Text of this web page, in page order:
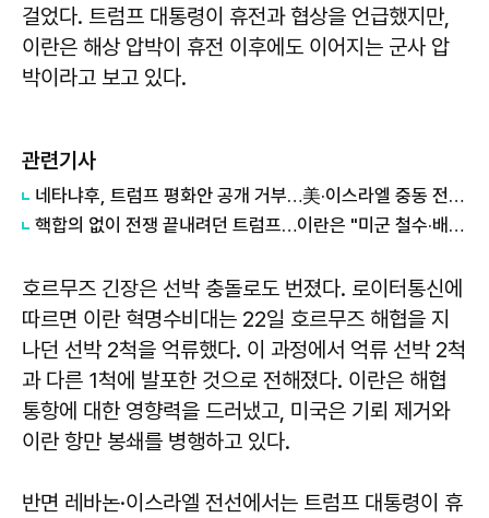
걸었다. 트럼프 대통령이 휴전과 협상을 언급했지만,
이란은 해상 압박이 휴전 이후에도 이어지는 군사 압
박이라고 보고 있다.
관련기사
네타냐후, 트럼프 평화안 공개 거부…美·이스라엘 중동 전략 '충돌'
핵합의 없이 전쟁 끝내려던 트럼프…이란은 "미군 철수·배상부터"
호르무즈 긴장은 선박 충돌로도 번졌다. 로이터통신에
따르면 이란 혁명수비대는 22일 호르무즈 해협을 지
나던 선박 2척을 억류했다. 이 과정에서 억류 선박 2척
과 다른 1척에 발포한 것으로 전해졌다. 이란은 해협
통항에 대한 영향력을 드러냈고, 미국은 기뢰 제거와
이란 항만 봉쇄를 병행하고 있다.
반면 레바논·이스라엘 전선에서는 트럼프 대통령이 휴